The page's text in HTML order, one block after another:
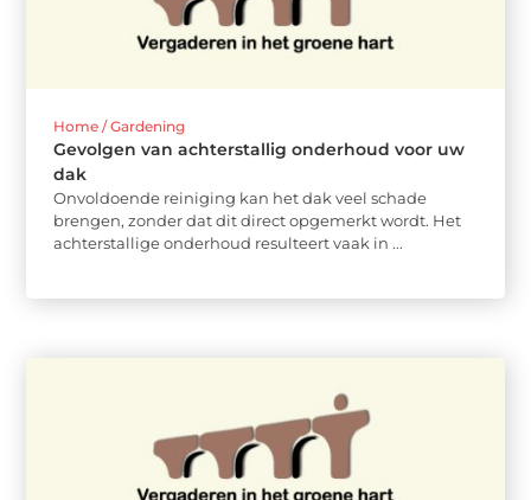
Home / Gardening
Gevolgen van achterstallig onderhoud voor uw
dak
Onvoldoende reiniging kan het dak veel schade
brengen, zonder dat dit direct opgemerkt wordt. Het
achterstallige onderhoud resulteert vaak in ...